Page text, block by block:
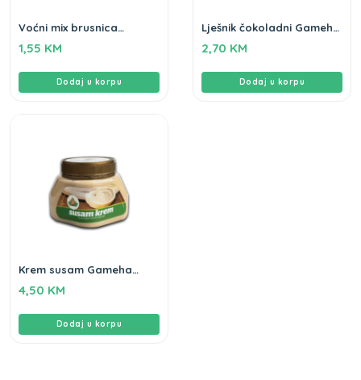
Voćni mix brusnica
1,55 KM
Dodaj u korpu
Lješnik čokoladni Gameha
2,70 KM
Dodaj u korpu
Krem susam Gameha
4,50 KM
Dodaj u korpu